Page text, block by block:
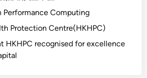
Performance Computing
Protection Centre(HKHPC)
HKHPC recognised for excellence